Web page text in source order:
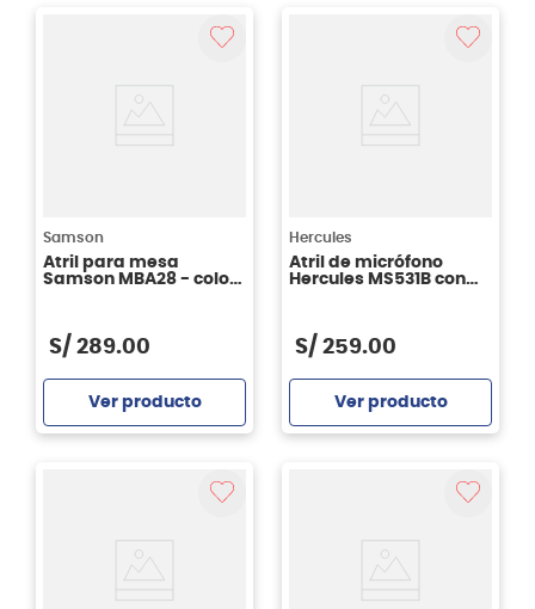
Samson
Atril para mesa
Samson MBA28 - color
S/ 289.00
Ver producto
Hercules
Atril de micrófono
Hercules MS531B con
S/ 259.00
Ver producto